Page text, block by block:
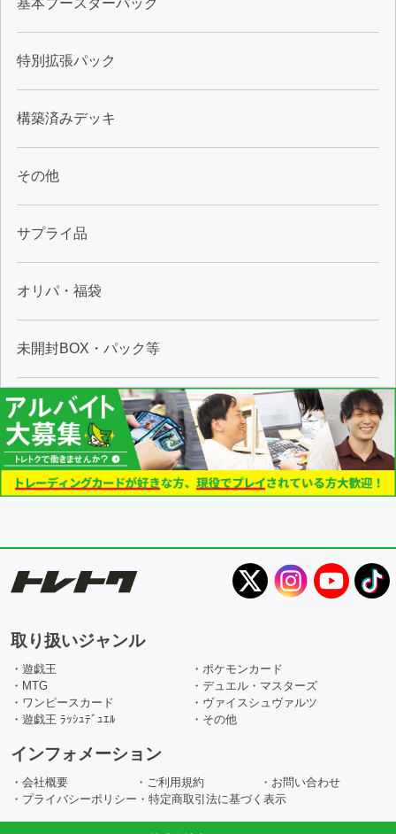
基本ブースターパック
特別拡張パック
構築済みデッキ
その他
サプライ品
オリパ・福袋
未開封BOX・パック等
取り扱いジャンル
・遊戯王
・ポケモンカード
・MTG
・デュエル・マスターズ
・ワンピースカード
・ヴァイスシュヴァルツ
・遊戯王 ﾗｯｼｭﾃﾞｭｴﾙ
・その他
インフォメーション
・会社概要 ・ご利用規約
・お問い合わせ
・プライバシーポリシー ・特定商取引法に基づく表示